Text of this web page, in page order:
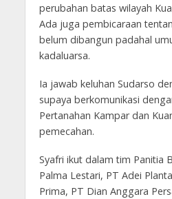
perubahan batas wilayah
Ada juga pembicaraan
belum dibangun padahal
kadaluarsa.
Ia jawab keluhan Sudarso
supaya berkomunikasi
Pertanahan Kampar dan
pemecahan.
Syafri ikut dalam tim Panitia
Palma Lestari, PT Adei
Prima, PT Dian Anggara